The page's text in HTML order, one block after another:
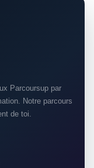
Parcoursup par
Notre parcours
de toi.